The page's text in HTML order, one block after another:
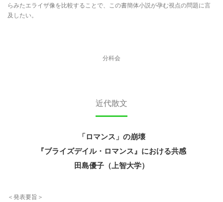
らみたエライザ像を比較することで、この書簡体小説が孕む視点の問題に言
及したい。
分科会
近代散文
「ロマンス」の崩壊
『ブライズデイル・ロマンス』における共感
田島優子（上智大学）
＜発表要旨＞